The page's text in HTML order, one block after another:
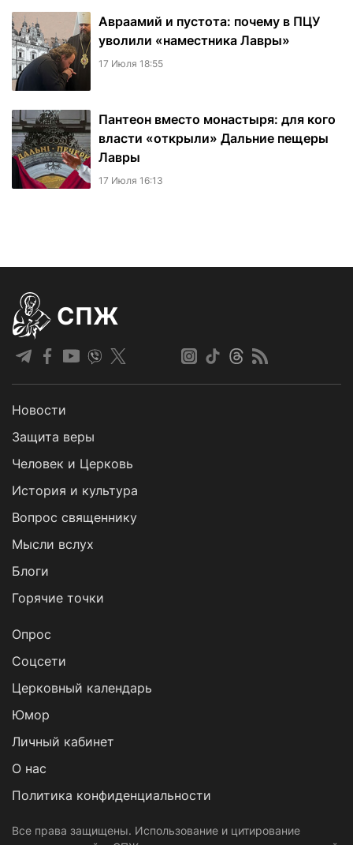
Авраамий и пустота: почему в ПЦУ
уволили «наместника Лавры»
17 Июля 18:55
Пантеон вместо монастыря: для кого
власти «открыли» Дальние пещеры
Лавры
17 Июля 16:13
СПЖ
Новости
Защита веры
Человек и Церковь
История и культура
Вопрос священнику
Мысли вслух
Блоги
Горячие точки
Опрос
Cоцсети
Церковный календарь
Юмор
Личный кабинет
О нас
Политика конфиденциальности
Все права защищены. Использование и цитирование